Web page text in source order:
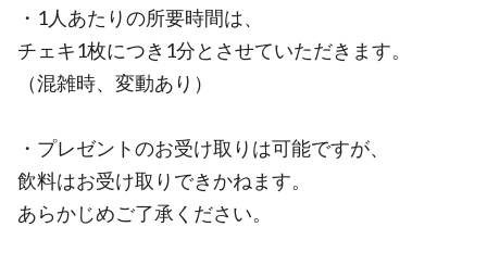
・1人あたりの所要時間は、
チェキ1枚につき1分とさせていただきます。
（混雑時、変動あり）
・プレゼントのお受け取りは可能ですが、
飲料はお受け取りできかねます。
あらかじめご了承ください。